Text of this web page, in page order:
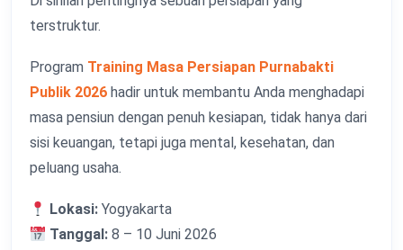
terstruktur.
Program Training Masa Persiapan Purnabakti
Publik 2026 hadir untuk membantu Anda menghadapi
masa pensiun dengan penuh kesiapan, tidak hanya dari
sisi keuangan, tetapi juga mental, kesehatan, dan
peluang usaha.
Lokasi: Yogyakarta
Tanggal: 8 – 10 Juni 2026